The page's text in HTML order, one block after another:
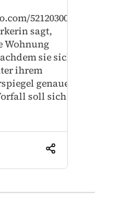
521203006
sagt,
Wohnung
sie sich
ihrem
genauer
soll sich